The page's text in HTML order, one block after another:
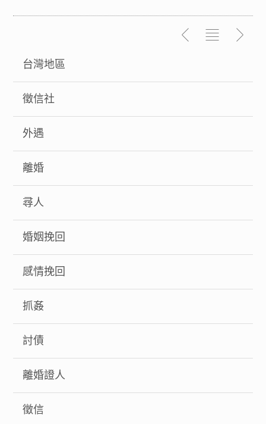
台灣地區
徵信社
外遇
離婚
尋人
婚姻挽回
感情挽回
抓姦
討債
離婚證人
徵信